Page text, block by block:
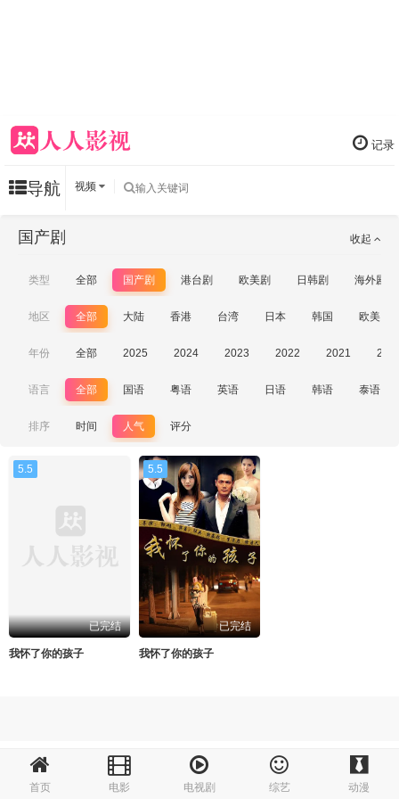
记录
导航 视频
首页 电影 电视剧 综艺 动漫
收起
国产剧
类型 全部 国产剧 港台剧 欧美剧 日韩剧 海外剧
地区 全部 大陆 香港 台湾 日本 韩国 欧美
年份 全部 2025 2024 2023 2022 2021
语言 全部 国语 粤语 英语 日语 韩语 泰语
排序 时间 人气 评分
5.5
已完结
我怀了你的孩子
5.5
已完结
我怀了你的孩子